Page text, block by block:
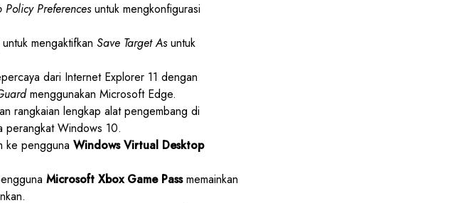
Policy Preferencesuntuk mengkonfigurasi
untuk mengaktifkan Save Target Asuntuk
dari Internet Explorer 11 dengan
menggunakan Microsoft Edge.
rangkaian lengkap alat pengembang di
perangkat Windows 10.
ke pengguna Windows Virtual Desktop
Microsoft Xbox Game Passmemainkan